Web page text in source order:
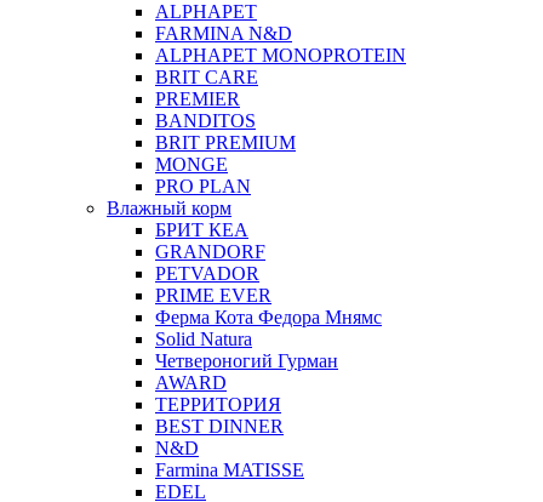
ALPHAPET
FARMINA N&D
ALPHAPET MONOPROTEIN
BRIT CARE
PREMIER
BANDITOS
BRIT PREMIUM
MONGE
PRO PLAN
Влажный корм
БРИТ КЕА
GRANDORF
PETVADOR
PRIME EVER
Ферма Кота Федора Мнямс
Solid Natura
Четвероногий Гурман
AWARD
ТЕРРИТОРИЯ
BEST DINNER
N&D
Farmina MATISSE
EDEL